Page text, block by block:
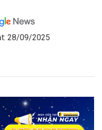
28/09/2025